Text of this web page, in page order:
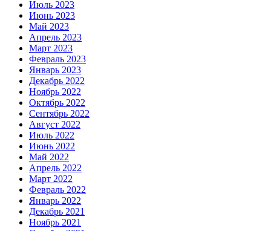
Июль 2023
Июнь 2023
Май 2023
Апрель 2023
Март 2023
Февраль 2023
Январь 2023
Декабрь 2022
Ноябрь 2022
Октябрь 2022
Сентябрь 2022
Август 2022
Июль 2022
Июнь 2022
Май 2022
Апрель 2022
Март 2022
Февраль 2022
Январь 2022
Декабрь 2021
Ноябрь 2021